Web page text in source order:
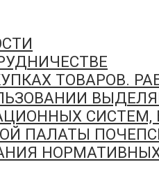
ТОВАРОВ.
СИСТЕМ,
ПАЛАТЫ